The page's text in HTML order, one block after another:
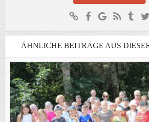
ÄHNLICHE BEITRÄGE AUS